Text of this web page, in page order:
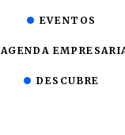
EVENTOS
AGENDA
DESCUBRE